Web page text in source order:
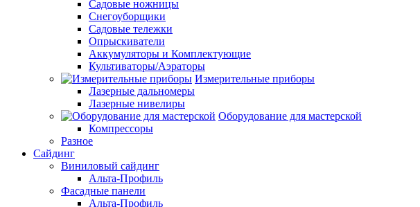
Садовые ножницы
Снегоуборщики
Садовые тележки
Опрыскиватели
Аккумуляторы и Комплектующие
Культиваторы/Аэраторы
Измерительные приборы
Лазерные дальномеры
Лазерные нивелиры
Оборудование для мастерской
Компрессоры
Разное
Сайдинг
Виниловый сайдинг
Альта-Профиль
Фасадные панели
Альта-Профиль